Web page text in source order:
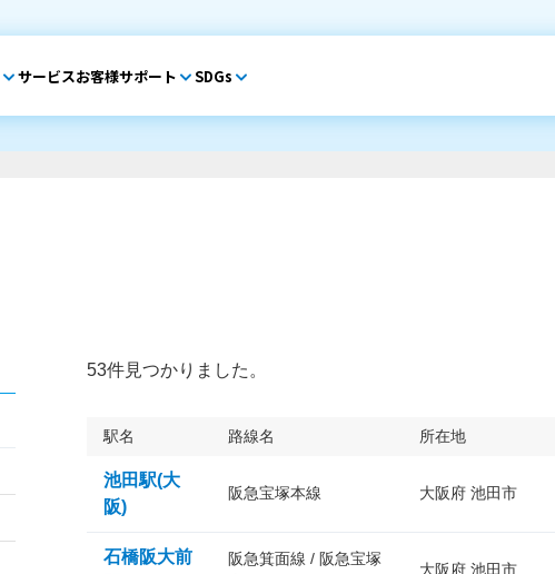
サービスお客様サポート SDGs
53件見つかりました。
駅名 路線名 所在地
池田駅(大
阪)
阪急宝塚本線 大阪府 池田市
石橋阪大前
阪急箕面線 / 阪急宝塚
大阪府 池田市